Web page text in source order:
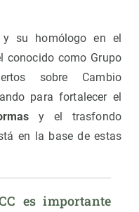
y su homólogo en el
conocido como Grupo
sobre Cambio
para fortalecer el
y el trasfondo
en la base de estas
es importante